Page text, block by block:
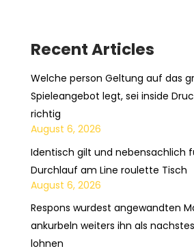
Recent Articles
Welche person Geltung auf das
Spieleangebot legt, sei inside
richtig
August 6, 2026
Identisch gilt und nebensachlich
Durchlauf am Line roulette Tisch
August 6, 2026
Respons wurdest angewandten
ankurbeln weiters ihn als
lohnen